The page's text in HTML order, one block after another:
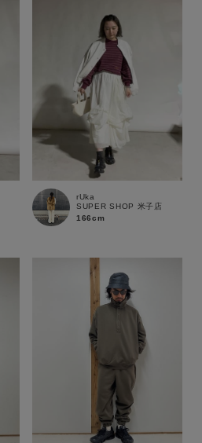
KIDS
rUka
SUPER SHOP 米子店
166cm